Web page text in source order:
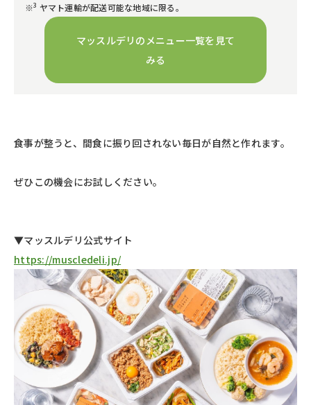
※3 ヤマト運輸が配送可能な地域に限る。
マッスルデリのメニュー一覧を見て
みる
食事が整うと、間食に振り回されない毎日が自然と作れます。
ぜひこの機会にお試しください。
▼マッスルデリ公式サイト
https://muscledeli.jp/